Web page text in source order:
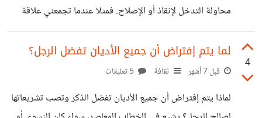
باردة، ولو ألتقينا بنفس الأشخاص، نجدهم فاترين، وحتى لو
محاولة التدخل لإنقاذ أو الإصلاح. فمثلا عندما تجمعني علاقة
جيدة بشخص ما، وتحدث مشكلة بيننا كما يحدث في جميع
العلاقات ولكن يُصر ذلك الشخص على سوء الفهم، والإنسحاب.
أتركه ببساطة، ولا أبذل أدنى مجهود في محاولة التبرير، أو
فقط، بل مسؤوليتهم أيضا، ويجب عليهم بذل ما يستطيعون في
4
لما يتم إفتراض أن جميع الأديان تفضل الرجل؟
قبل 7 أشهر ثقافة
لماذا يتم إفتراض أن جميع الأديان تفضل الذكر وتصب تشريعاتها